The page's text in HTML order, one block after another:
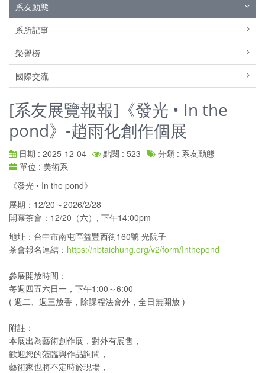
系友動態
系所記事
榮譽榜
國際交流
[系友展覽報報]《發光 • In the
pond》-趙雨化創作個展
日期 : 2025-12-04 點閱 : 523
分類 : 系友動態
單位 : 美術系
《發光 • In the pond》
展期：12/20～2026/2/28
開幕茶會：12/20（六）, 下午14:00pm
地址：台中市南屯區益豐西街160號 光院子
茶會報名連結： https://nbtaichung.org/v2/form/Inthepond
參展開放時間：
每週四五六日一，下午1:00～6:00
( 週二、週三放香，除課程法會外，全日無開放 )
附註：
本展出為藝術創作展，對外有展售，
歡迎您的蒞臨與作品詢問，
藝術家也將不定時於現場，